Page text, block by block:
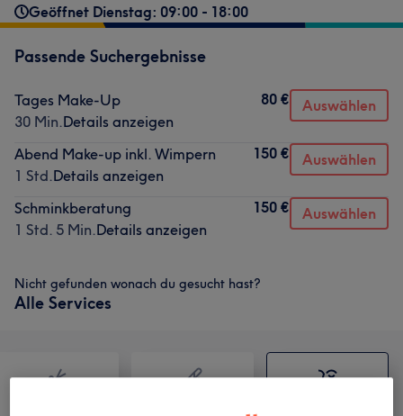
Geöffnet Dienstag: 09:00 - 18:00
Passende Suchergebnisse
Tages Make-Up
30 Min.Details anzeigen
80 € Auswählen
Abend Make-up inkl. Wimpern
1 Std.Details anzeigen
150 € Auswählen
Schminkberatung
1 Std. 5 Min.Details anzeigen
150 € Auswählen
Nicht gefunden wonach du gesucht hast?
Alle Services